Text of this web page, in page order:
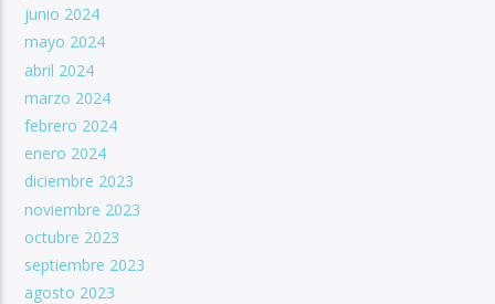
junio 2024
mayo 2024
abril 2024
marzo 2024
febrero 2024
enero 2024
diciembre 2023
noviembre 2023
octubre 2023
septiembre 2023
agosto 2023